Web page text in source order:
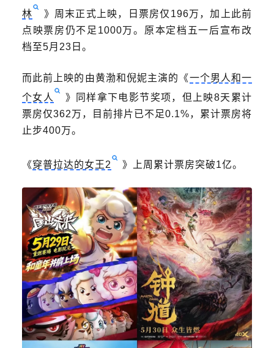
林
》周末正式上映，日票房仅196万，加上此前
点映票房仍不足1000万。原本定档五一后宣布改
档至5月23日。
而此前上映的由黄渤和倪妮主演的《一个男人和一
个女人
》同样拿下电影节奖项，但上映8天累计
票房仅362万，目前排片已不足0.1%，累计票房将
止步400万。
《穿普拉达的女王2 》上周累计票房突破1亿。